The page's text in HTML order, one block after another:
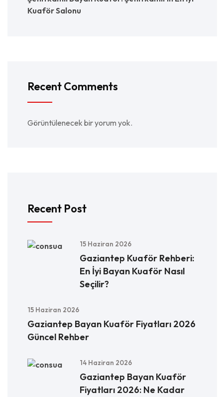
Kuaför Salonu
Recent Comments
Görüntülenecek bir yorum yok.
Recent Post
15 Haziran 2026
Gaziantep Kuaför Rehberi:
En İyi Bayan Kuaför Nasıl
Seçilir?
15 Haziran 2026
Gaziantep Bayan Kuaför Fiyatları 2026
Güncel Rehber
14 Haziran 2026
Gaziantep Bayan Kuaför
Fiyatları 2026: Ne Kadar